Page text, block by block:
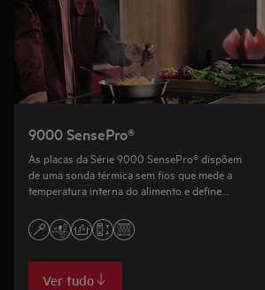
9000 SensePro®
As placas da Série 9000 SensePro® dispõem
de uma sonda térmica sem fios que mede a
temperatura interna do alimento e define
possas ferver, fritar e cozinhar a vácuo.
Ver tudo